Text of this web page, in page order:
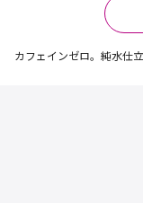
カフェインゼロ。純水仕